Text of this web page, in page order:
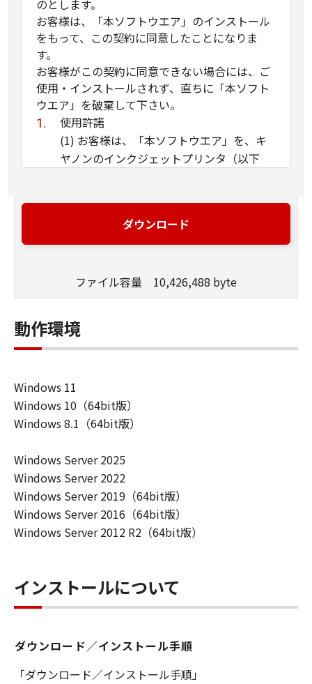
のとします。
お客様は、「本ソフトウエア」のインストール
をもって、この契約に同意したことになりま
す。
お客様がこの契約に同意できない場合には、ご
使用・インストールされず、直ちに「本ソフト
ウエア」を破棄して下さい。
使用許諾
(1) お客様は、「本ソフトウエア」を、キ
ヤノンのインクジェットプリンタ（以下
とは、「許諾ソフトウエア」をコンピュー
タの記憶媒体上にインストールすること、
と、アクセスすること、読み出すこと、も
しくは実行することのいずれも含むものと
します）することができます。お客様はま
た、お客様が「プリンタ」を使用すること
に、本契約の条件の下で、「許諾ソフトウ
エア」を使用させることができます。その
場合、お客様には、かかる「指定ユーザ」
べての責任を負っていただくものとしま
す。 (2) お客様は、再使用許諾、譲渡、頒
布、貸与その他の方法により、第三者に
「本ソフトウエア」を使用もしくは利用さ
せることはできません。
ジニアリング、逆コンパイルまたは逆アセ
ンブル等することはできません。また第三
ん。
(4) 本契約に明示的に定める場合を除き、
ダウンロード
ファイル容量 10,426,488 byte
動作環境
Windows 11
Windows 10（64bit版）
Windows 8.1（64bit版）
Windows Server 2025
Windows Server 2022
Windows Server 2019（64bit版）
Windows Server 2016（64bit版）
Windows Server 2012 R2（64bit版）
インストールについて
ダウンロード／インストール手順
「ダウンロード／インストール手順」